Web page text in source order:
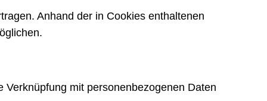
Anhand der in Cookies enthaltenen
mit personenbezogenen Daten